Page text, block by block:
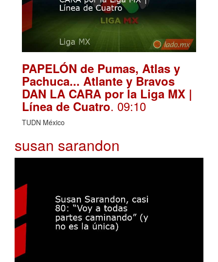
PAPELÓN de Pumas, Atlas y
Pachuca... Atlante y Bravos
DAN LA CARA por la Liga MX |
Línea de Cuatro. 09:10
TUDN México
susan sarandon